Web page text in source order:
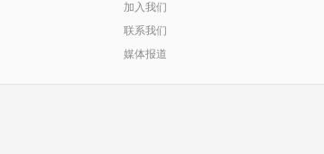
加入我们
联系我们
媒体报道